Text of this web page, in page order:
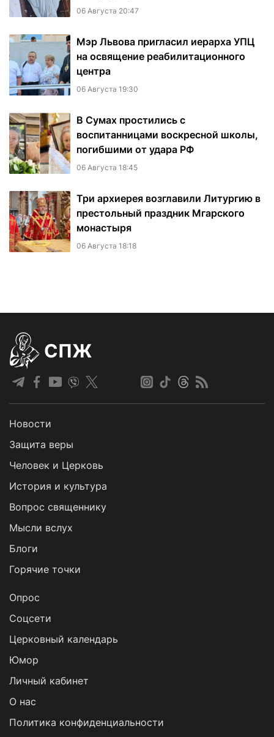
06 Августа 20:47
Мэр Львова пригласил иерарха УПЦ
на освящение реабилитационного
центра
06 Августа 19:30
В Сумах простились с
воспитанницами воскресной школы,
погибшими от удара РФ
06 Августа 18:45
Три архиерея возглавили Литургию в
престольный праздник Мгарского
монастыря
06 Августа 18:18
СПЖ
Новости
Защита веры
Человек и Церковь
История и культура
Вопрос священнику
Мысли вслух
Блоги
Горячие точки
Опрос
Cоцсети
Церковный календарь
Юмор
Личный кабинет
О нас
Политика конфиденциальности